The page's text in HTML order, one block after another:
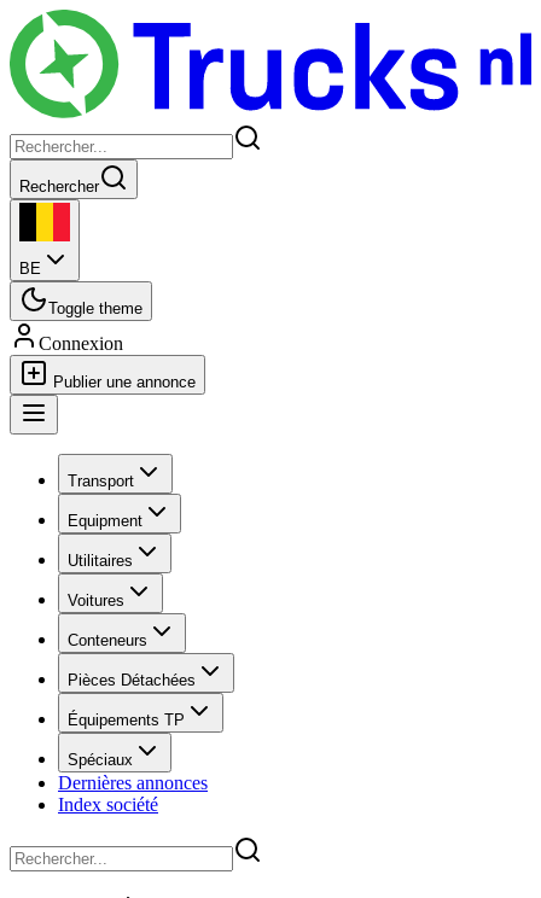
Rechercher
BE
Toggle theme
Connexion
Publier une annonce
Transport
Equipment
Utilitaires
Voitures
Conteneurs
Pièces Détachées
Équipements TP
Spéciaux
Dernières annonces
Index société